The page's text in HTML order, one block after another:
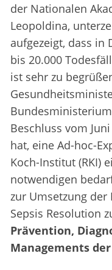
der Nationalen
Leopoldina,
aufgezeigt, dass in
bis 20.000
ist sehr zu
Beschluss vom
hat, eine Ad-hoc-
Koch-Institut (RKI)
notwendigen
zur Umsetzung der
Sepsis Resolution
Prävention,
Managements der